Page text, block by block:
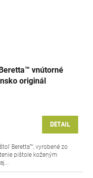
vnútorné
originál
DETAIL
Beretta™, vyrobené zo
pištole koženým